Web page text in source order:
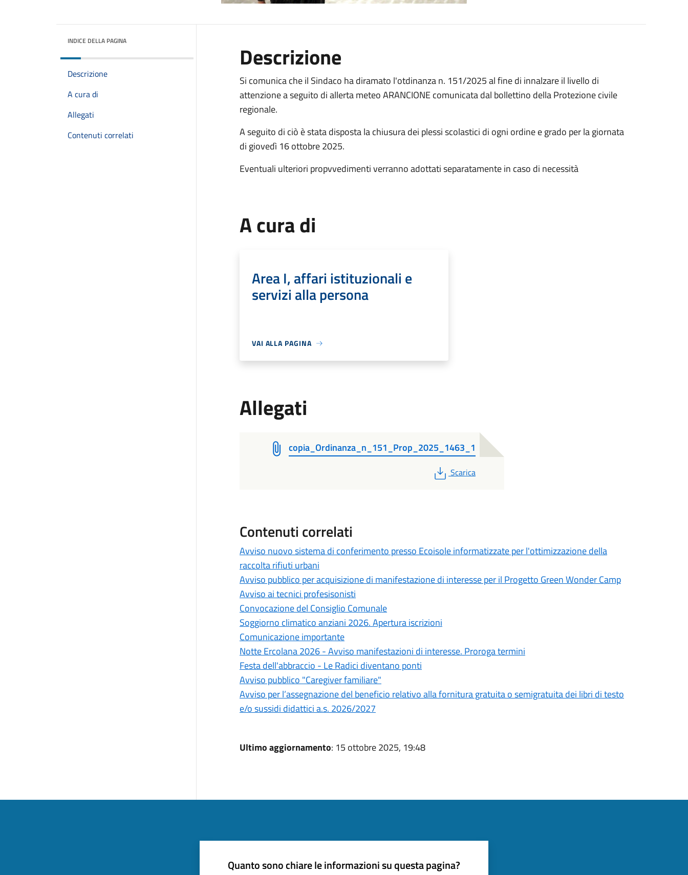
INDICE DELLA PAGINA
Descrizione
A cura di
Allegati
Contenuti correlati
Descrizione
Si comunica che il Sindaco ha diramato l'otdinanza n. 151/2025 al fine di innalzare il livello di
attenzione a seguito di allerta meteo ARANCIONE comunicata dal bollettino della Protezione civile
regionale.
A seguito di ciò è stata disposta la chiusura dei plessi scolastici di ogni ordine e grado per la giornata
di giovedì 16 ottobre 2025.
Eventuali ulteriori propvvedimenti verranno adottati separatamente in caso di necessità
A cura di
Area I, affari istituzionali e
servizi alla persona
VAI ALLA PAGINA
Allegati
copia_Ordinanza_n_151_Prop_2025_1463_1
PDF
Scarica
Contenuti correlati
Avviso nuovo sistema di conferimento presso Ecoisole informatizzate per l'ottimizzazione della
raccolta rifiuti urbani
Avviso pubblico per acquisizione di manifestazione di interesse per il Progetto Green Wonder Camp
Avviso ai tecnici profesisonisti
Convocazione del Consiglio Comunale
Soggiorno climatico anziani 2026. Apertura iscrizioni
Comunicazione importante
Notte Ercolana 2026 - Avviso manifestazioni di interesse. Proroga termini
Festa dell'abbraccio - Le Radici diventano ponti
Avviso pubblico "Caregiver familiare"
Avviso per l’assegnazione del beneficio relativo alla fornitura gratuita o semigratuita dei libri di testo
e/o sussidi didattici a.s. 2026/2027
Ultimo aggiornamento: 15 ottobre 2025, 19:48
Quanto sono chiare le informazioni su questa pagina?